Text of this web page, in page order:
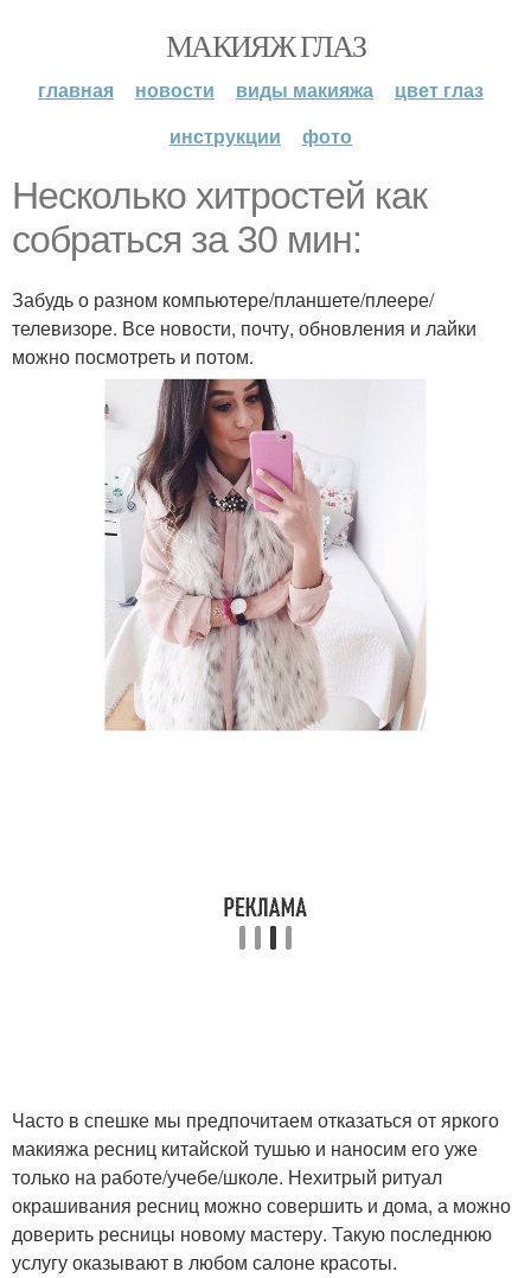
МАКИЯЖ ГЛАЗ
главная новости виды макияжа
цвет глаз
инструкции
фото
Несколько хитростей как
собраться за 30 мин:
Забудь о разном компьютере/планшете/плеере/
телевизоре. Все новости, почту, обновления и лайки
можно посмотреть и потом.
Часто в спешке мы предпочитаем отказаться от яркого
макияжа ресниц китайской тушью и наносим его уже
только на работе/учебе/школе. Нехитрый ритуал
окрашивания ресниц можно совершить и дома, а можно
доверить ресницы новому мастеру. Такую последнюю
услугу оказывают в любом салоне красоты.